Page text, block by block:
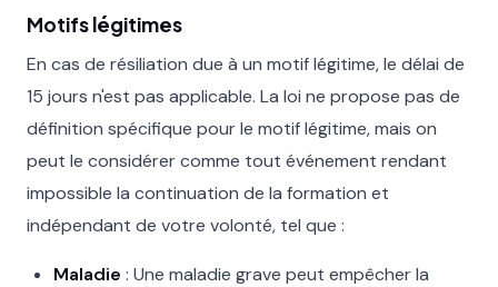
Motifs légitimes
En cas de résiliation due à un motif légitime, le délai de
15 jours n'est pas applicable. La loi ne propose pas de
définition spécifique pour le motif légitime, mais on
peut le considérer comme tout événement rendant
impossible la continuation de la formation et
indépendant de votre volonté, tel que :
Maladie : Une maladie grave peut empêcher la